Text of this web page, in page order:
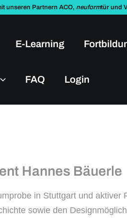
unseren Partnern ACO, neuformtür und
E-Learning
FAQ Login
Hannes Bäuerle
in Stuttgart und aktiver
sowie den